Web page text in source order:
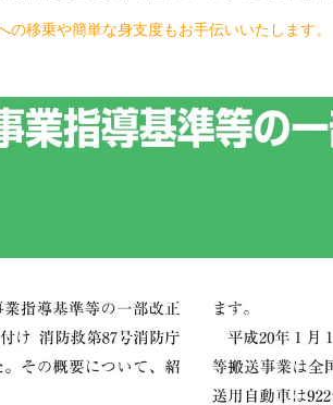
移乗や簡単な身支度もお手伝いいたします。